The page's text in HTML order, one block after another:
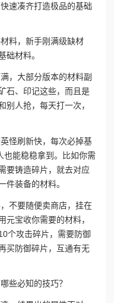
速凑齐打造极品的基础
料，新手刚满级缺材
础材料。
，大部分版本的材料副
石、印记这些，而且是
别人抢，每天打一次，
怪刷新快，每次必掉基
也能稳稳拿到。比如你需
要铸造碎片，就去对应
件装备的材料。
不要随便卖商店，挂在
元宝收你需要的材料，
个攻击碎片，需要防御
买防御碎片，互通有无
些必知的技巧？